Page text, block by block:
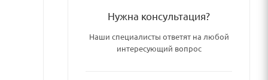
Нужна консультация?
Наши специалисты ответят на любой
интересующий вопрос